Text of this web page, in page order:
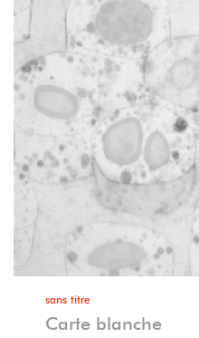
sans titre
Carte blanche